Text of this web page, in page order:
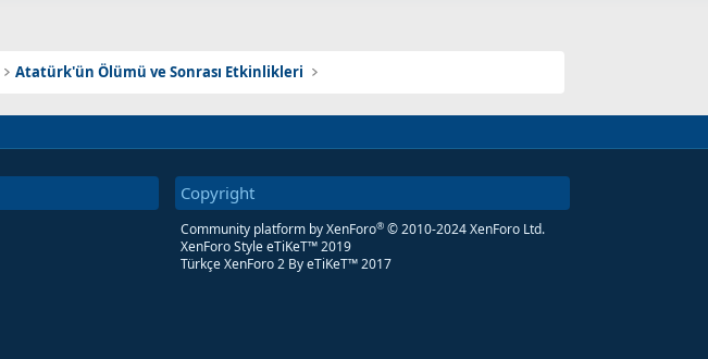
Atatürk'ün Ölümü ve Sonrası Etkinlikleri
Copyright
Community platform by XenForo® © 2010-2024 XenForo Ltd.
XenForo Style eTiKeT™ 2019
Türkçe XenForo 2By eTiKeT™ 2017